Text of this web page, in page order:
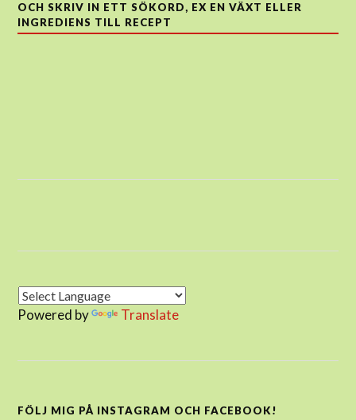
OCH SKRIV IN ETT SÖKORD, EX EN VÄXT ELLER
INGREDIENS TILL RECEPT
Powered by Translate
FÖLJ MIG PÅ INSTAGRAM OCH FACEBOOK!